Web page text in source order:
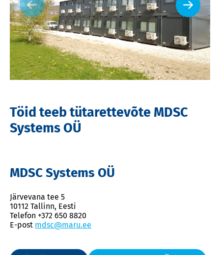
Töid teeb tütarettevõte MDSC
Systems OÜ
MDSC Systems OÜ
Järvevana tee 5
10112 Tallinn, Eesti
Telefon +372 650 8820
E-post mdsc@maru.ee